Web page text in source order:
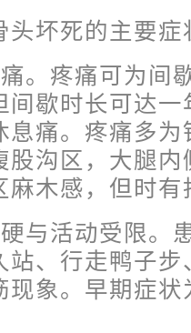
头坏死的主要症
疼痛可为间
间歇时长可达
息痛。疼痛多
股沟区，大腿
麻木感，但时
活动受限。
站、行走鸭子
现象。早期症